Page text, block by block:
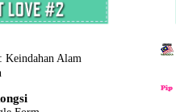
Alam